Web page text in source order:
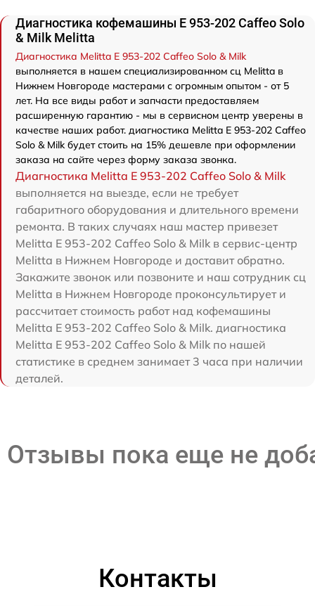
Диагностика кофемашины Е 953-202 Caffeo Solo
& Milk Melitta
Диагностика Melitta Е 953-202 Caffeo Solo & Milk
выполняется в нашем специализированном сц Melitta в
Нижнем Новгороде мастерами с огромным опытом - от 5
лет. На все виды работ и запчасти предоставляем
расширенную гарантию - мы в сервисном центр уверены в
качестве наших работ. диагностика Melitta Е 953-202 Caffeo
Solo & Milk будет стоить на 15% дешевле при оформлении
заказа на сайте через форму заказа звонка.
Диагностика Melitta Е 953-202 Caffeo Solo & Milk
выполняется на выезде, если не требует
габаритного оборудования и длительного времени
ремонта. В таких случаях наш мастер привезет
Melitta Е 953-202 Caffeo Solo & Milk в сервис-центр
Melitta в Нижнем Новгороде и доставит обратно.
Закажите звонок или позвоните и наш сотрудник сц
Melitta в Нижнем Новгороде проконсультирует и
рассчитает стоимость работ над кофемашины
Melitta Е 953-202 Caffeo Solo & Milk. диагностика
Melitta Е 953-202 Caffeo Solo & Milk по нашей
статистике в среднем занимает 3 часа при наличии
деталей.
Отзывы пока еще не
Контакты